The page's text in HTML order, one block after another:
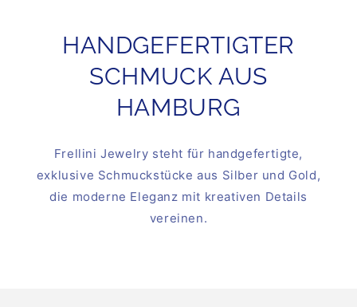
HANDGEFERTIGTER
SCHMUCK AUS
HAMBURG
Frellini Jewelry steht für handgefertigte,
exklusive Schmuckstücke aus Silber und Gold,
die moderne Eleganz mit kreativen Details
vereinen.